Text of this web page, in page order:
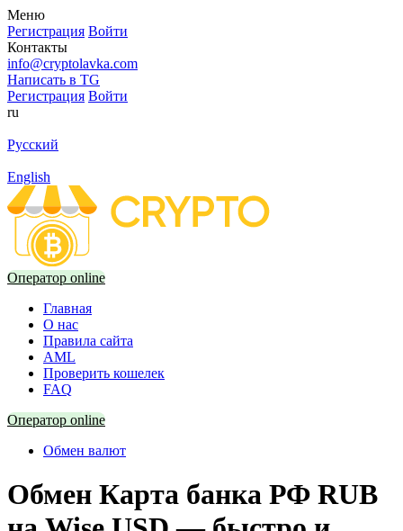
Меню
Регистрация Войти
Контакты
info@cryptolavka.com
Написать в TG
Регистрация Войти
ru
Русский
English
Оператор online
Главная
О нас
Правила сайта
AML
Проверить кошелек
FAQ
Оператор online
Обмен валют
Обмен Карта банка РФ RUB